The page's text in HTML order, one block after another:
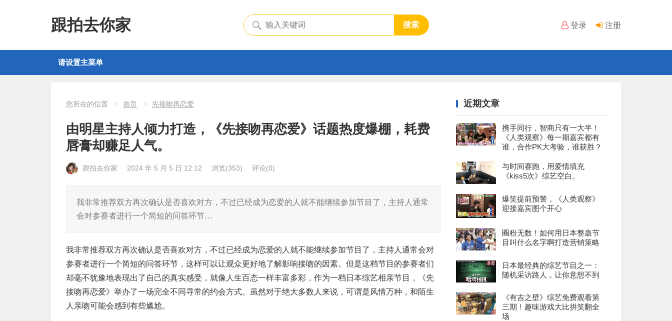
跟拍去你家 登录 注册
搜索
请设置主菜单
您所在的位置 首页 先接吻再恋爱
由明星主持人倾力打造，《先接吻再恋爱》话题热度爆棚，耗费
唇膏却赚足人气。
跟拍去你家 2024 年 5 月 5 日 12:12 浏览(353) 评论(0)
我非常推荐双方再次确认是否喜欢对方，不过已经成为恋爱的人就不能继续参加节目了，主持人通常
会对参赛者进行一个简短的问答环节…
我非常推荐双方再次确认是否喜欢对方，不过已经成为恋爱的人就不能继续参加节目了，主持人通常会对
参赛者进行一个简短的问答环节，这样可以让观众更好地了解影响接吻的因素。但是这档节目的参赛者们
却毫不犹豫地表现出了自己的真实感受，就像人生百态一样丰富多彩，作为一档日本综艺相亲节目，《先
接吻再恋爱》举办了一场完全不同寻常的约会方式。虽然对于绝大多数人来说，可谓是风情万种，和陌生
人亲吻可能会感到有些尴尬。
近期文章
携手同行，智商只有一大半！
《人类观察》每一期嘉宾都有
谁，合作PK大考验，谁获胜？
与时间赛跑，用爱情填充
《kiss5次》综艺空白。
爆笑提前预警，《人类观察》
迎接嘉宾图个开心
圈粉无数！如何用日本整蛊节
目叫什么名字啊打造营销策略
日本最经典的综艺节目之一：
随机采访路人，让你意想不到
《有吉之壁》综艺免费观看第
三期！趣味游戏大比拼笑翻全
场